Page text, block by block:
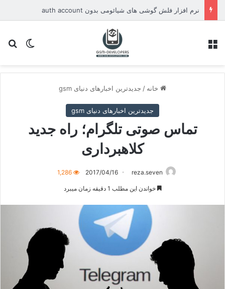
نرم افزار فلش گوشی های شیائومی بدون auth account
تغییر
خانه / جدیدترین اخبارهای دنیای gsm
جدیدترین اخبارهای دنیای gsm
تماس صوتی تلگرام؛ راه جدید
کلاهبرداری
reza.seven
2017/04/16
1,286
خواندن این مطلب 1 دقیقه زمان میبرد